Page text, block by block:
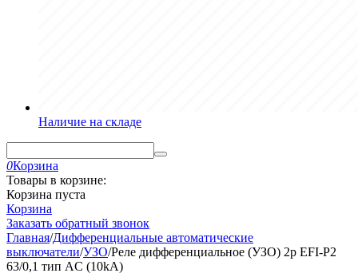
Наличие на складе
0Корзина
Товары в корзине:
Корзина пуста
Корзина
Заказать обратный звонок
Главная/Дифференциальные автоматические
выключатели/УЗО/Реле дифференциальное (УЗО) 2р EFI-P2
63/0,1 тип AC (10kA)